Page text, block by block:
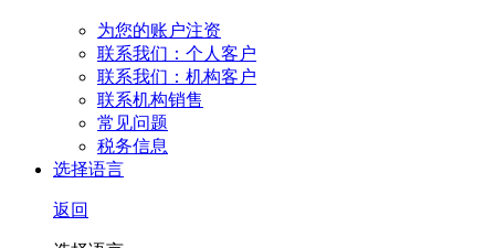
为您的账户注资
联系我们：个人客户
联系我们：机构客户
联系机构销售
常见问题
税务信息
选择语言
返回